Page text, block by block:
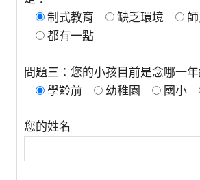
制式教育
缺乏環境
都有一點
問題三：您的小孩目前是念哪一年
學齡前
幼稚園 國小
您的姓名